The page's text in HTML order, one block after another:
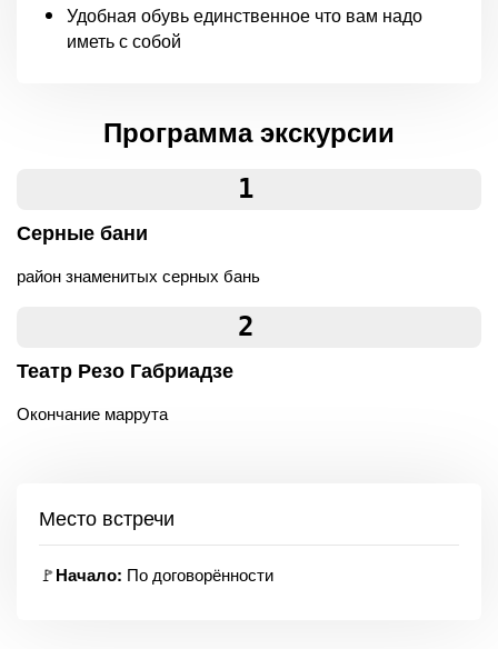
Удобная обувь единственное что вам надо
иметь с собой
Программа экскурсии
1
Серные бани
район знаменитых серных бань
2
Театр Резо Габриадзе
Окончание маррута
Место встречи
🚩Начало: По договорённости